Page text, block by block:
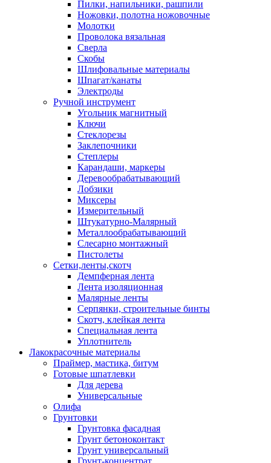
Пилки, напильники, рашпили
Ножовки, полотна ножовочные
Молотки
Проволока вязальная
Сверла
Скобы
Шлифовальные материалы
Шпагат/канаты
Электроды
Ручной инструмент
Угольник магнитный
Ключи
Стеклорезы
Заклепочники
Степлеры
Карандаши, маркеры
Деревообрабатывающий
Лобзики
Миксеры
Измерительный
Штукатурно-Малярный
Металлообрабатывающий
Слесарно монтажный
Пистолеты
Сетки,ленты,скотч
Демпферная лента
Лента изоляционная
Малярные ленты
Серпянки, строительные бинты
Скотч, клейкая лента
Специальная лента
Уплотнитель
Лакокрасочные материалы
Праймер, мастика, битум
Готовые шпатлевки
Для дерева
Универсальные
Олифа
Грунтовки
Грунтовка фасадная
Грунт бетоноконтакт
Грунт универсальный